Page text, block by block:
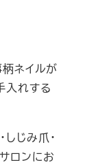
ネイルが
入れする
しじみ爪・
ロンにお